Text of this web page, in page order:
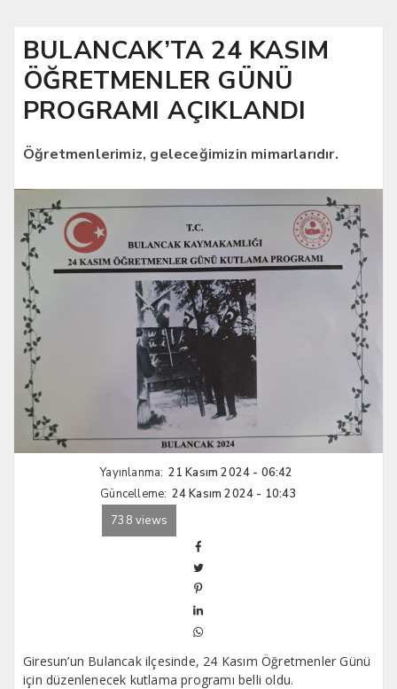
BULANCAK’TA 24 KASIM
ÖĞRETMENLER GÜNÜ
PROGRAMI AÇIKLANDI
Öğretmenlerimiz, geleceğimizin mimarlarıdır.
Yayınlanma: 21 Kasım 2024 - 06:42
Güncelleme: 24 Kasım 2024 - 10:43
738 views
Giresun’un Bulancak ilçesinde, 24 Kasım Öğretmenler Günü
için düzenlenecek kutlama programı belli oldu.